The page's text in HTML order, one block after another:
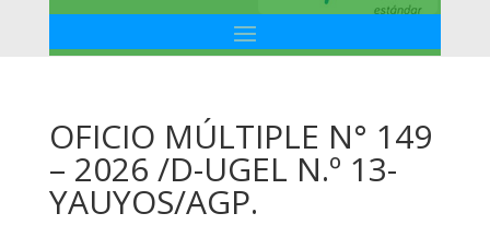
OFICIO MÚLTIPLE N° 149
– 2026 /D-UGEL N.º 13-
YAUYOS/AGP.